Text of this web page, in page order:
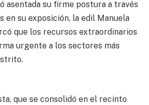
asentada su firme postura a través
en su exposición, la edil Manuela
que los recursos extraordinarios
urgente a los sectores más
que se consolidó en el recinto